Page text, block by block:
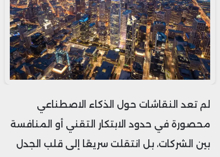
لم تعد النقاشات حول الذكاء الاصطناعي
محصورة في حدود الابتكار التقني أو المنافسة
بين الشركات، بل انتقلت سريعًا إلى قلب الجدل